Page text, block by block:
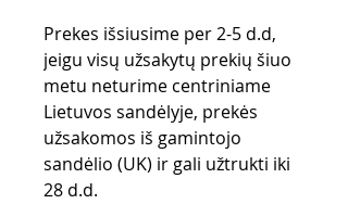
Prekes išsiusime per 2-5 d.d,
jeigu visų užsakytų prekių šiuo
metu neturime centriniame
Lietuvos sandėlyje, prekės
užsakomos iš gamintojo
sandėlio (UK) ir gali užtrukti iki
28 d.d.